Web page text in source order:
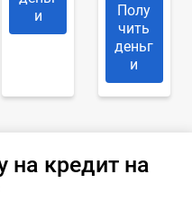
и
Полу
чить
деньг
и
на кредит на